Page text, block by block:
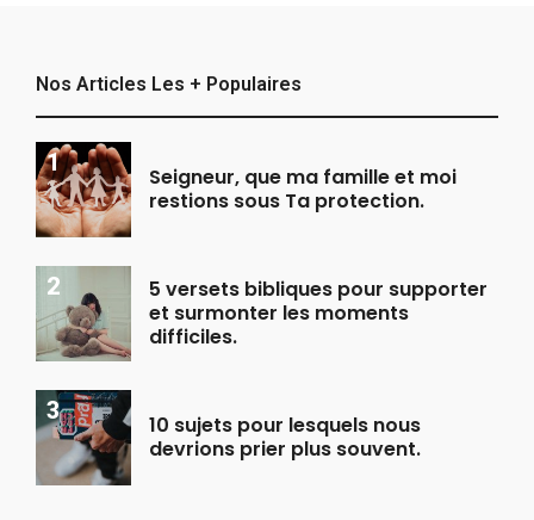
Nos Articles Les + Populaires
Seigneur, que ma famille et moi
restions sous Ta protection.
5 versets bibliques pour supporter
et surmonter les moments
difficiles.
10 sujets pour lesquels nous
devrions prier plus souvent.